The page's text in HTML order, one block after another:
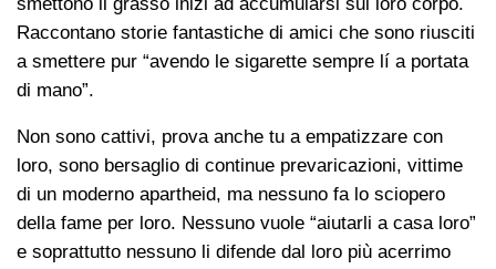
Raccontano storie fantastiche di amici che sono riusciti
a smettere pur “avendo le sigarette sempre lí a portata
di mano”.
Non sono cattivi, prova anche tu a empatizzare con
loro, sono bersaglio di continue prevaricazioni, vittime
di un moderno apartheid, ma nessuno fa lo sciopero
della fame per loro. Nessuno vuole “aiutarli a casa loro”
e soprattutto nessuno li difende dal loro più acerrimo